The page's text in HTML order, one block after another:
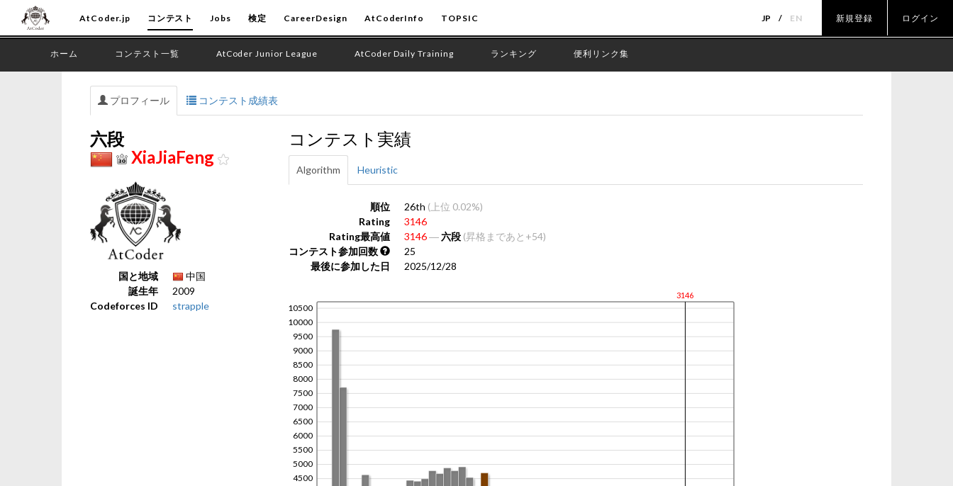
AtCoder.jp コンテスト Jobs 検定 CareerDesign AtCoderInfo TOPSIC JP EN 新規登録 ログイン
ホーム コンテスト一覧 AtCoder Junior League AtCoder Daily Training ランキング 便利リンク集
プロフィール コンテスト成績表
六段
XiaJiaFeng
国と地域
中国
誕生年
2009
Codeforces ID
strapple
コンテスト実績
Algorithm Heuristic
順位 26th (上位 0.02%)
Rating
3146
Rating最高値
3146―六段 (昇格まであと+54)
コンテスト参加回数
25
最後に参加した日
2025/12/28